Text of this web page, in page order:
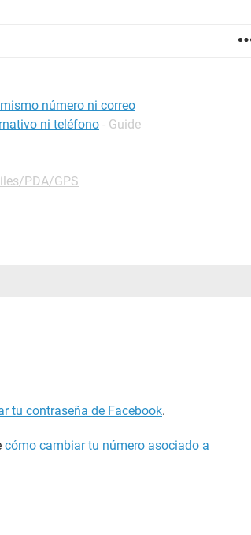
número ni correo
ni teléfono - Guide
PDA/GPS
tu contraseña de Facebook.
cómo cambiar tu número asociado a